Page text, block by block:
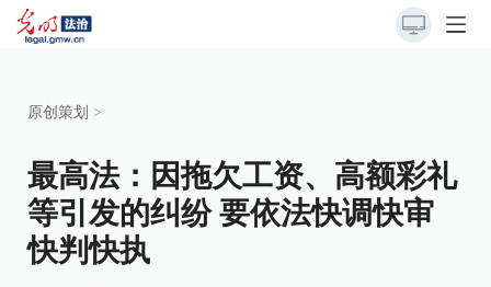
原创策划 >
最高法：因拖欠工资、高额彩礼
等引发的纠纷 要依法快调快审
快判快执